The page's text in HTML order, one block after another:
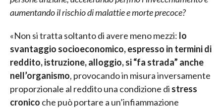
aumentando il rischio di malattie e morte precoce?
«Non si tratta soltanto di avere meno mezzi: lo
svantaggio socioeconomico, espresso in termini di
reddito, istruzione, alloggio, si “fa strada” anche
nell’organismo, provocando in misura inversamente
proporzionale al reddito una condizione di stress
cronico che può portare a un’infiammazione